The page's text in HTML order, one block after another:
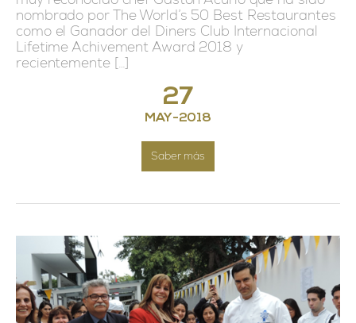
27
MAY-2018
Saber más
nombrado por The World’s 50 Best Restaurantes
como el Ganador del Diners Club Internacional
Lifetime Achivement Award 2018 y
recientemente […]